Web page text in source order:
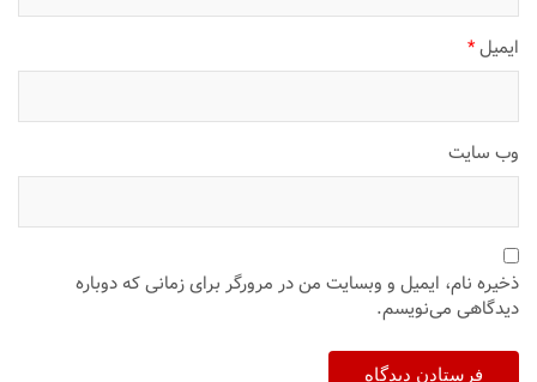
ایمیل*
وب‌ سایت
ذخیره نام، ایمیل و وبسایت من در مرورگر برای زمانی که دوباره
دیدگاهی می‌نویسم.